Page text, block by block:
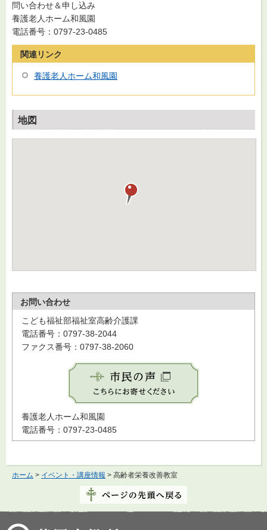
問い合わせ＆申し込み
養護老人ホーム和風園
電話番号：0797-23-0485
関連リンク
養護老人ホーム和風園
地図
お問い合わせ
こども福祉部福祉室高齢介護課
電話番号：0797-38-2044
ファクス番号：0797-38-2060
養護老人ホーム和風園
電話番号：0797-23-0485
ホーム > イベント・講座情報 > 高齢者栄養改善教室